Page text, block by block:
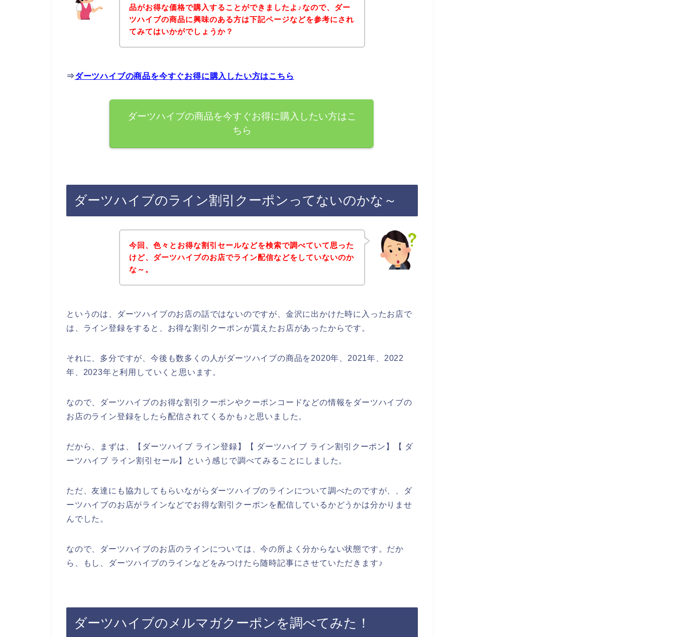
品がお得な価格で購入することができましたよ♪なので、ダー
ツハイブの商品に興味のある方は下記ページなどを参考にされ
てみてはいかがでしょうか？
⇒ダーツハイブの商品を今すぐお得に購入したい方はこちら
ダーツハイブの商品を今すぐお得に購入したい方はこ
ちら
ダーツハイブのライン割引クーポンってないのかな～
今回、色々とお得な割引セールなどを検索で調べていて思った
けど、ダーツハイブのお店でライン配信などをしていないのか
な～。
というのは、ダーツハイブのお店の話ではないのですが、金沢に出かけた時に入ったお店で
は、ライン登録をすると、お得な割引クーポンが貰えたお店があったからです。
それに、多分ですが、今後も数多くの人がダーツハイブの商品を2020年、2021年、2022
年、2023年と利用していくと思います。
なので、ダーツハイブのお得な割引クーポンやクーポンコードなどの情報をダーツハイブの
お店のライン登録をしたら配信されてくるかも♪と思いました。
だから、まずは、【ダーツハイブ ライン登録】【 ダーツハイブ ライン割引クーポン】【 ダ
ーツハイブ ライン割引セール】という感じで調べてみることにしました。
ただ、友達にも協力してもらいながらダーツハイブのラインについて調べたのですが、、ダ
ーツハイブのお店がラインなどでお得な割引クーポンを配信しているかどうかは分かりませ
んでした。
なので、ダーツハイブのお店のラインについては、今の所よく分からない状態です。だか
ら、もし、ダーツハイブのラインなどをみつけたら随時記事にさせていただきます♪
ダーツハイブのメルマガクーポンを調べてみた！